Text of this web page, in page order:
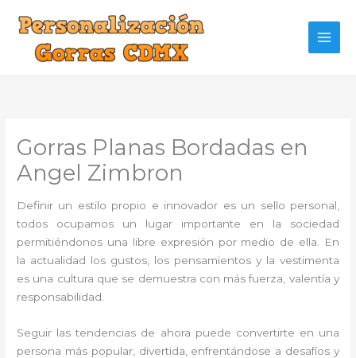
contenido
Gorras Planas Bordadas en
Angel Zimbron
Definir un estilo propio e innovador es un sello personal,
todos ocupamos un lugar importante en la sociedad
permitiéndonos una libre expresión por medio de ella. En
la actualidad los gustos, los pensamientos y la vestimenta
es una cultura que se demuestra con más fuerza, valentía y
responsabilidad.
Seguir las tendencias de ahora puede convertirte en una
persona más popular, divertida, enfrentándose a desafíos y